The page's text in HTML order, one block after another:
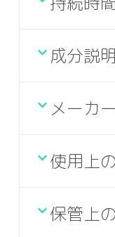
成分説明
メーカー
使用上
保管上